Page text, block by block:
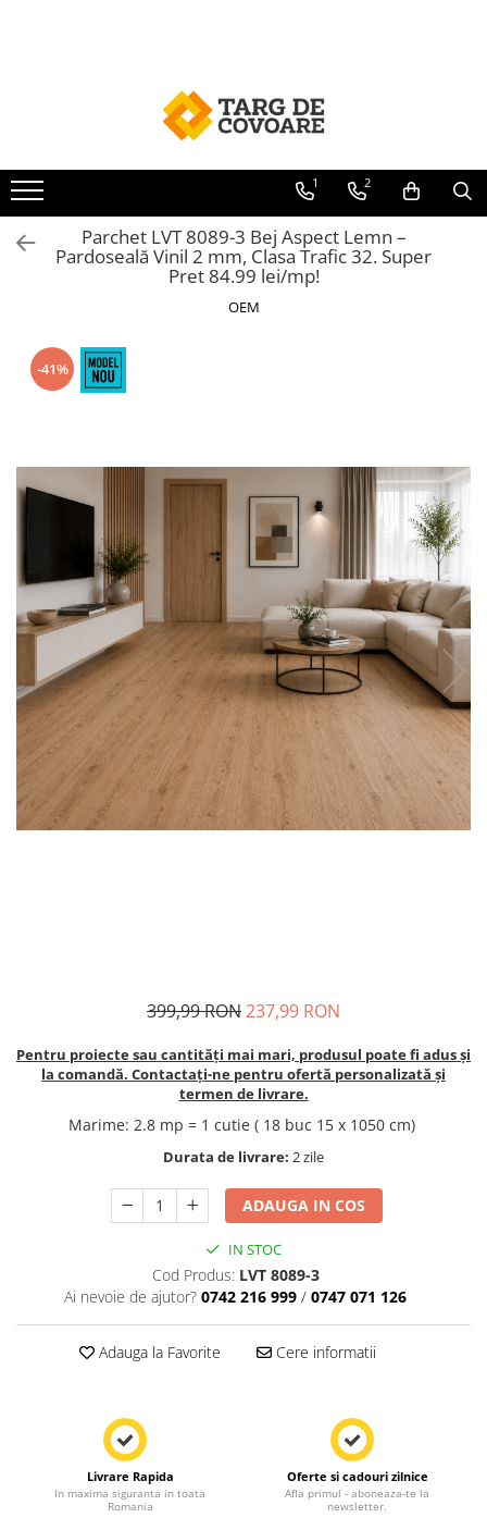
Covoare Living
Covoare Dormitor
Covoare Bisericesti
Covoare Moderne
Covoare Premium
Traverse Bucatarie
Traverse Copii
Traverse Dormitor
Mocheta Biserica
1 2
Parchet LVT 8089-3 Bej Aspect Lemn –
Pardoseală Vinil 2 mm, Clasa Trafic 32. Super
Pret 84.99 lei/mp!
OEM
-41%
399,99 RON237,99 RON
Pentru proiecte sau cantități mai mari, produsul poate fi adus și
la comandă. Contactați-ne pentru ofertă personalizată și
termen de livrare.
Marime: 2.8 mp = 1 cutie ( 18 buc 15 x 1050 cm)
Durata de livrare: 2 zile
ADAUGA IN COS
IN STOC
Cod Produs: LVT 8089-3
Ai nevoie de ajutor? 0742 216 999 / 0747 071 126
Adauga la Favorite Cere informatii
Livrare Rapida
In maxima siguranta in toata
Romania
Oferte si cadouri zilnice
Afla primul - aboneaza-te la
newsletter.